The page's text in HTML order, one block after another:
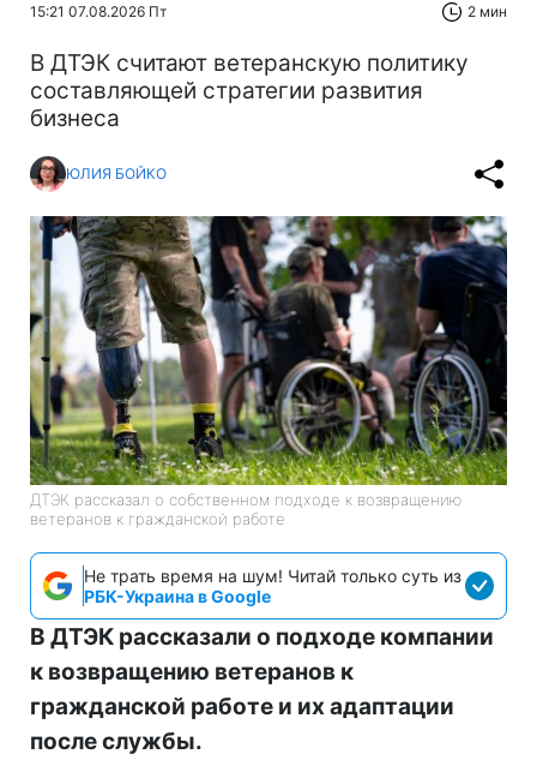
15:21 07.08.2026 Пт 2 мин
В ДТЭК считают ветеранскую политику
составляющей стратегии развития
бизнеса
ЮЛИЯ БОЙКО
ДТЭК рассказал о собственном подходе к возвращению
ветеранов к гражданской работе
Не трать время на шум! Читай только суть из
РБК-Украина в Google
В ДТЭК рассказали о подходе компании
к возвращению ветеранов к
гражданской работе и их адаптации
после службы.